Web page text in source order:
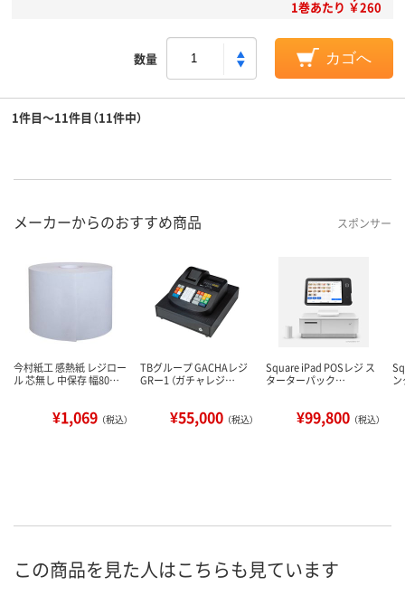
1巻あたり ￥260
数量 カゴへ
1件目～11件目（11件中）
メーカーからのおすすめ商品 スポンサー
今村紙工 感熱紙 レジロー
ル 芯無し 中保存 幅80…
¥1,069 （税込）
TBグループ GACHAレジ
GRー1 （ガチャレジ…
¥55,000 （税込）
Square iPad POSレジ ス
ターターパック…
¥99,800 （税込）
この商品を見た人はこちらも見ています